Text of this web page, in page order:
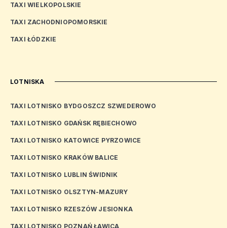
TAXI WIELKOPOLSKIE
TAXI ZACHODNIOPOMORSKIE
TAXI ŁÓDZKIE
LOTNISKA
TAXI LOTNISKO BYDGOSZCZ SZWEDEROWO
TAXI LOTNISKO GDAŃSK RĘBIECHOWO
TAXI LOTNISKO KATOWICE PYRZOWICE
TAXI LOTNISKO KRAKÓW BALICE
TAXI LOTNISKO LUBLIN ŚWIDNIK
TAXI LOTNISKO OLSZTYN-MAZURY
TAXI LOTNISKO RZESZÓW JESIONKA
TAXI LOTNISKO POZNAŃ ŁAWICA